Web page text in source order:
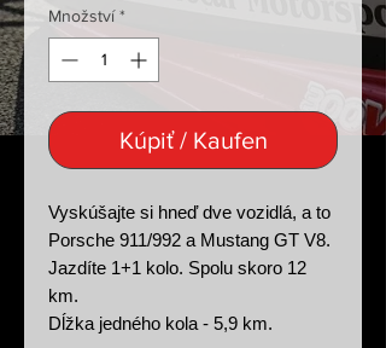
Množství *
Kúpiť / Kaufen
Vyskúšajte si hneď dve vozidlá, a to
Porsche 911/992 a Mustang GT V8.
Jazdíte 1+1 kolo. Spolu skoro 12
km.
Dĺžka jedného kola - 5,9 km.